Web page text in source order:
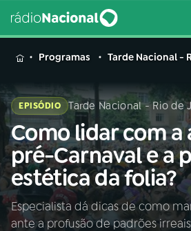
MENU
Buscar
na
Rádio
Nacional
Buscar
AO VIVO
Programas Tarde Nacional -
EPISÓDIO Tarde Nacional - Rio de
Como lidar com a
pré-Carnaval e a
estética da folia?
Especialista dá dicas de como
ante a profusão de padrões